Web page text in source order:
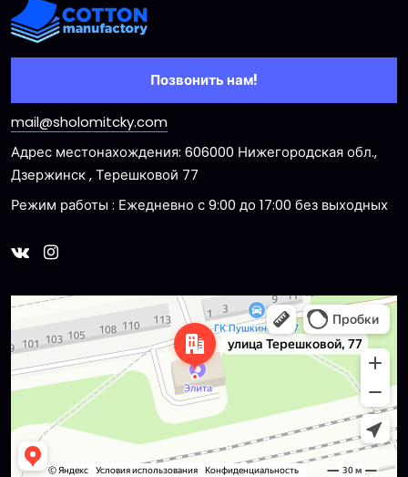
Позвонить нам!
mail@sholomitcky.com
Адрес местонахождения: 606000 Нижегородская обл.,
Дзержинск , Терешковой 77
Режим работы : Ежедневно с 9:00 до 17:00 без выходных
Dzerzhinsk
Ulitsa Tereshkovoy, 77 — Yandex Maps